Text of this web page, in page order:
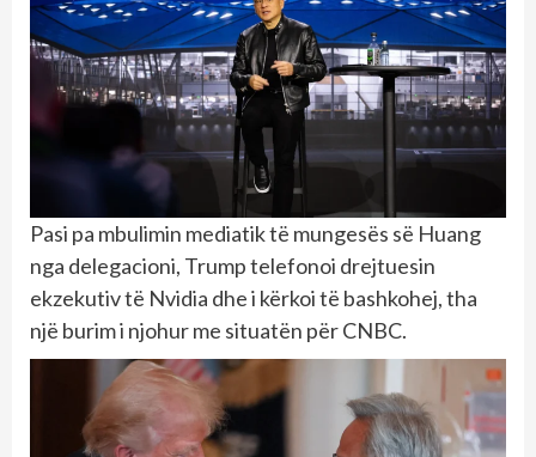
Pasi pa mbulimin mediatik të mungesës së Huang
nga delegacioni, Trump telefonoi drejtuesin
ekzekutiv të Nvidia dhe i kërkoi të bashkohej, tha
një burim i njohur me situatën për CNBC.